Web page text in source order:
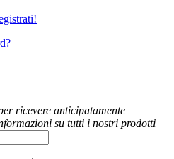
ricevere anticipatamente
su tutti i nostri prodotti